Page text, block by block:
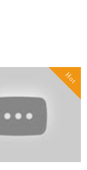
Hot